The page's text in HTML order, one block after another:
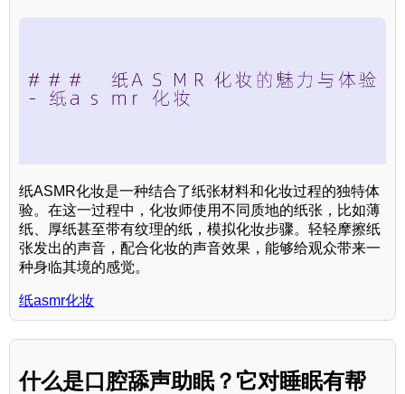
纸ASMR化妆是一种结合了纸张材料和化妆过程的独特体
验。在这一过程中，化妆师使用不同质地的纸张，比如薄
纸、厚纸甚至带有纹理的纸，模拟化妆步骤。轻轻摩擦纸
张发出的声音，配合化妆的声音效果，能够给观众带来一
种身临其境的感觉。
纸asmr化妆
什么是口腔舔声助眠？它对睡眠有帮